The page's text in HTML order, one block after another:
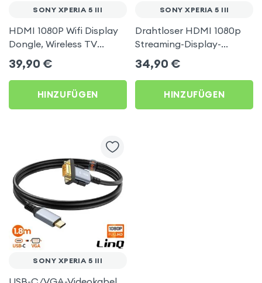
SONY XPERIA 5 III
HDMI 1080P Wifi Display
Dongle, Wireless TV
Display Adapter für Sony
Xperia 5 III
39,90 €
HINZUFÜGEN
SONY XPERIA 5 III
Drahtloser HDMI 1080p
Streaming-Display-
Dongle, TV-Video-
Empfänger (Miracast,
AirPlay, DLNA-
kompatibel) für Sony
Xperia 5 III
34,90 €
HINZUFÜGEN
SONY XPERIA 5 III